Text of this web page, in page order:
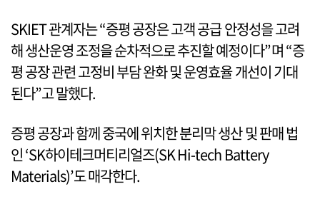
SKIET 관계자는 “증평 공장은 고객 공급 안정성을 고려
해 생산운영 조정을 순차적으로 추진할 예정이다”며 “증
평 공장 관련 고정비 부담 완화 및 운영효율 개선이 기대
된다”고 말했다.
증평 공장과 함께 중국에 위치한 분리막 생산 및 판매 법
인 ‘SK하이테크머티리얼즈(SK Hi-tech Battery
Materials)’도 매각한다.